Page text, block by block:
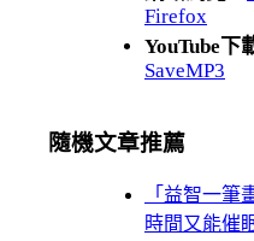
Firefox
YouTube下
SaveMP3
隨機文章推薦
「益智一筆
時間又能催